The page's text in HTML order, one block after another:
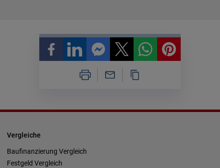
Vergleiche
Baufinanzierung Vergleich
Festgeld Vergleich